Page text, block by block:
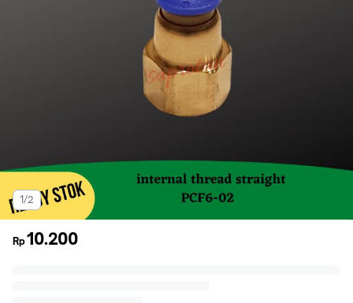
1/2
Rp10.200